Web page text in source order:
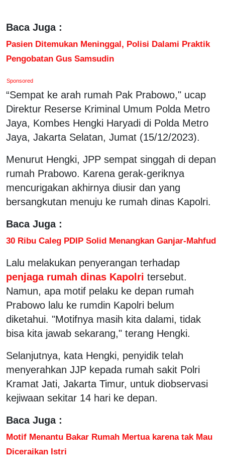
Baca Juga :
Pasien Ditemukan Meninggal, Polisi Dalami Praktik
Pengobatan Gus Samsudin
Sponsored
“Sempat ke arah rumah Pak Prabowo," ucap
Direktur Reserse Kriminal Umum Polda Metro
Jaya, Kombes Hengki Haryadi di Polda Metro
Jaya, Jakarta Selatan, Jumat (15/12/2023).
Menurut Hengki, JPP sempat singgah di depan
rumah Prabowo. Karena gerak-geriknya
mencurigakan akhirnya diusir dan yang
bersangkutan menuju ke rumah dinas Kapolri.
Baca Juga :
30 Ribu Caleg PDIP Solid Menangkan Ganjar-Mahfud
Lalu melakukan penyerangan terhadap
penjaga rumah dinas Kapolri tersebut.
Namun, apa motif pelaku ke depan rumah
Prabowo lalu ke rumdin Kapolri belum
diketahui. "Motifnya masih kita dalami, tidak
bisa kita jawab sekarang," terang Hengki.
Selanjutnya, kata Hengki, penyidik telah
menyerahkan JJP kepada rumah sakit Polri
Kramat Jati, Jakarta Timur, untuk diobservasi
kejiwaan sekitar 14 hari ke depan.
Baca Juga :
Motif Menantu Bakar Rumah Mertua karena tak Mau
Diceraikan Istri